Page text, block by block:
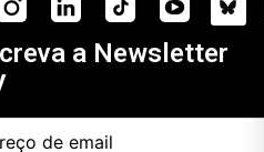
a Newsletter